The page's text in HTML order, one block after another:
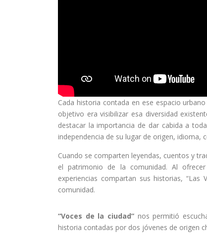
Cada historia contada en ese espacio
objetivo era visibilizar esa diversidad
destacar la importancia de dar cabida a
independencia de su lugar de origen, idioma,
Cuando se comparten leyendas, cuentos y
el patrimonio de la comunidad. Al
experiencias compartan sus historias,
comunidad.
“Voces de la ciudad” nos permitió
historia contadas por dos jóvenes de origen